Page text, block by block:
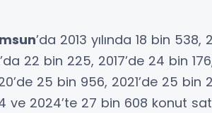
’da 2013 yılında 18 bin 538,
22 bin 225, 2017’de 24 bin
25 bin 956, 2021’de 25 bin
ve 2024’te 27 bin 608 konut